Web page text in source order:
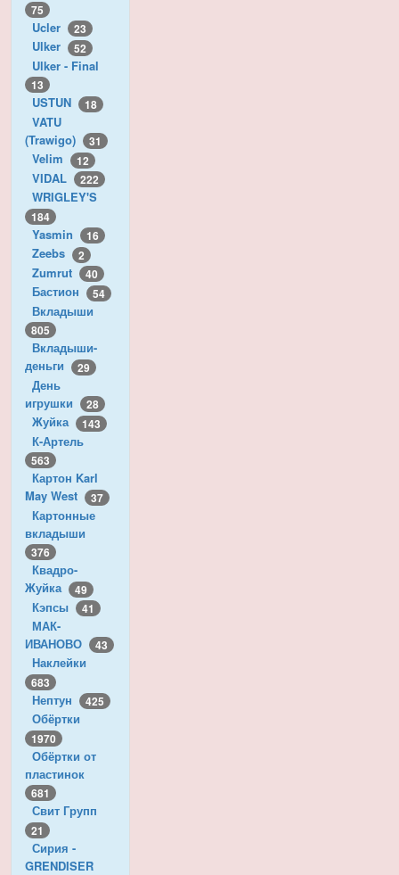
75
Ucler 23
Ulker 52
Ulker - Final
13
USTUN 18
VATU
(Trawigo)
31
Velim 12
VIDAL 222
WRIGLEY'S
184
Yasmin 16
Zeebs 2
Zumrut 40
Бастион 54
Вкладыши
805
Вкладыши-
деньги
29
День
игрушки
28
Жуйка 143
К-Артель
563
Картон Karl
May West
37
Картонные
вкладыши
376
Квадро-
Жуйка
49
Кэпсы 41
МАК-
ИВАНОВО
43
Наклейки
683
Нептун 425
Обёртки
1970
Обёртки от
пластинок
681
Свит Групп
21
Сирия -
GRENDISER